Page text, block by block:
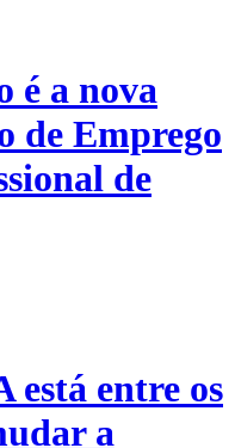
é a nova
de Emprego
de
está entre os
a